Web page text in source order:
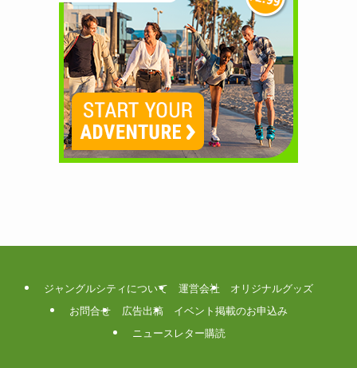
ジャングルシティについて 運営会社
オリジナルグッズ
お問合せ
広告出稿
イベント掲載のお申込み
ニュースレター購読